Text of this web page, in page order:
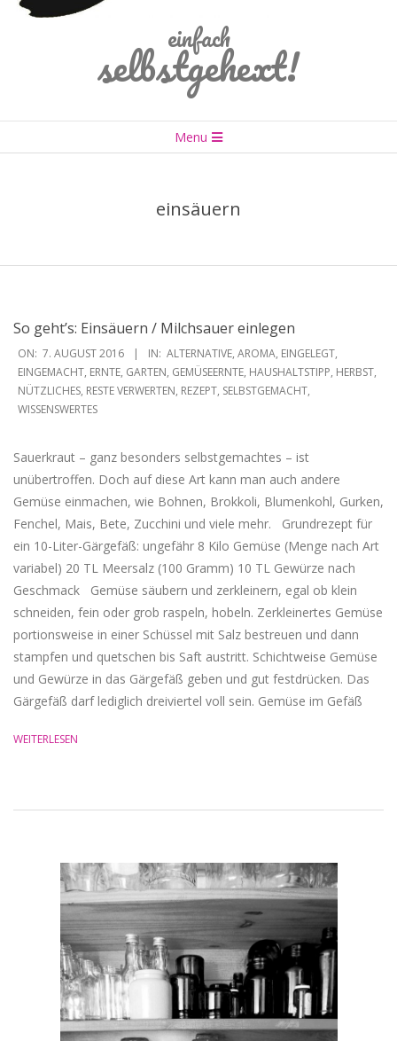
einfach
selbstgehext!
Navigation
Menu
einsäuern
So geht’s: Einsäuern / Milchsauer einlegen
2016-
08-
07
ON: 7. AUGUST 2016 IN: ALTERNATIVE, AROMA, EINGELEGT,
EINGEMACHT, ERNTE, GARTEN, GEMÜSEERNTE, HAUSHALTSTIPP, HERBST,
NÜTZLICHES, RESTE VERWERTEN, REZEPT, SELBSTGEMACHT,
WISSENSWERTES
Sauerkraut – ganz besonders selbstgemachtes – ist
unübertroffen. Doch auf diese Art kann man auch andere
Gemüse einmachen, wie Bohnen, Brokkoli, Blumenkohl, Gurken,
Fenchel, Mais, Bete, Zucchini und viele mehr. Grundrezept für
ein 10-Liter-Gärgefäß: ungefähr 8 Kilo Gemüse (Menge nach Art
variabel) 20 TL Meersalz (100 Gramm) 10 TL Gewürze nach
Geschmack Gemüse säubern und zerkleinern, egal ob klein
schneiden, fein oder grob raspeln, hobeln. Zerkleinertes Gemüse
portionsweise in einer Schüssel mit Salz bestreuen und dann
stampfen und quetschen bis Saft austritt. Schichtweise Gemüse
und Gewürze in das Gärgefäß geben und gut festdrücken. Das
Gärgefäß darf lediglich dreiviertel voll sein. Gemüse im Gefäß
WEITERLESEN